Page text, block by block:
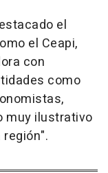
el
el Ceapi,
con
como
muy ilustrativo